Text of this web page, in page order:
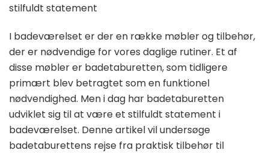
stilfuldt statement
I badeværelset er der en række møbler og tilbehør,
der er nødvendige for vores daglige rutiner. Et af
disse møbler er badetaburetten, som tidligere
primært blev betragtet som en funktionel
nødvendighed. Men i dag har badetaburetten
udviklet sig til at være et stilfuldt statement i
badeværelset. Denne artikel vil undersøge
badetaburettens rejse fra praktisk tilbehør til